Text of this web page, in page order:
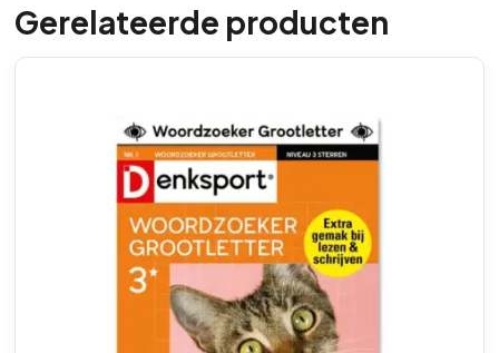
Gerelateerde producten